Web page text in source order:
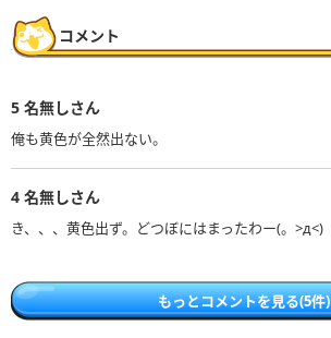
コメント
5 名無しさん
俺も黄色が全然出ない。
4 名無しさん
き、、、黄色出ず。どつぼにはまったわー(。>д<)
もっとコメントを見る(5件)